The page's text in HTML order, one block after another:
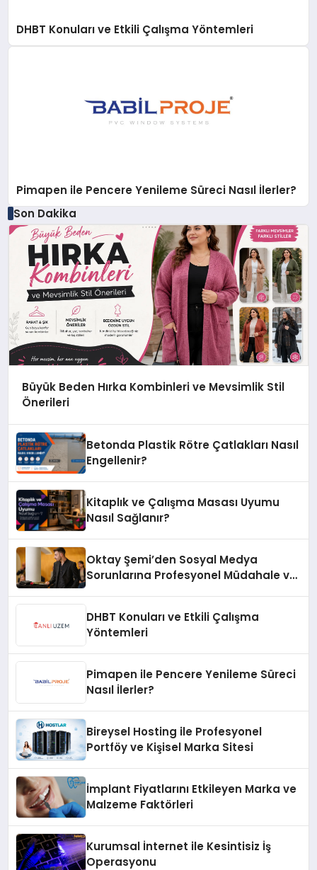
DHBT Konuları ve Etkili Çalışma Yöntemleri
Pimapen ile Pencere Yenileme Süreci Nasıl İlerler?
Son Dakika
Büyük Beden Hırka Kombinleri ve Mevsimlik Stil
Önerileri
Betonda Plastik Rötre Çatlakları Nasıl
Engellenir?
Kitaplık ve Çalışma Masası Uyumu
Nasıl Sağlanır?
Oktay Şemi’den Sosyal Medya
Sorunlarına Profesyonel Müdahale ve
DHBT Konuları ve Etkili Çalışma
Yöntemleri
Pimapen ile Pencere Yenileme Süreci
Nasıl İlerler?
Bireysel Hosting ile Profesyonel
Portföy ve Kişisel Marka Sitesi
İmplant Fiyatlarını Etkileyen Marka ve
Malzeme Faktörleri
Kurumsal İnternet ile Kesintisiz İş
Operasyonu